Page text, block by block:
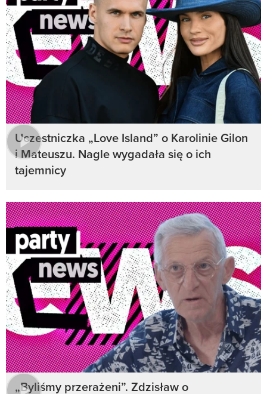
Uczestniczka „Love Island” o Karolinie Gilon
i Mateuszu. Nagle wygadała się o ich
tajemnicy
„Byliśmy przerażeni”. Zdzisław o